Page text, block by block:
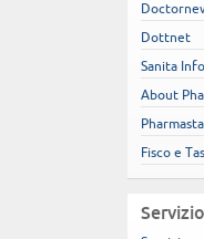
Dottnet
Sanita
About
Fisco e